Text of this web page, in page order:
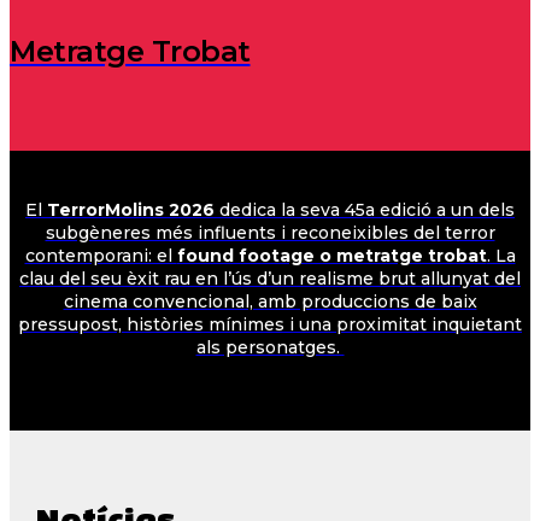
Metratge Trobat
El TerrorMolins 2026 dedica la seva 45a edició a un dels
subgèneres més influents i reconeixibles del terror
contemporani: el found footage o metratge trobat. La
clau del seu èxit rau en l’ús d’un realisme brut allunyat del
cinema convencional, amb produccions de baix
pressupost, històries mínimes i una proximitat inquietant
als personatges.